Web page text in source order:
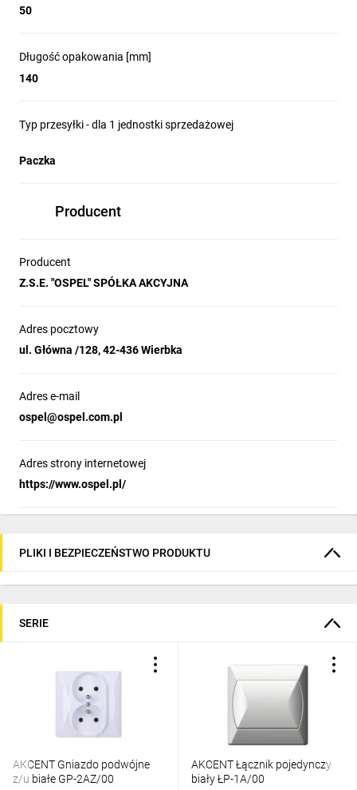
50
Długość opakowania [mm]
140
Typ przesyłki - dla 1 jednostki sprzedażowej
Paczka
Producent
Producent
Z.S.E. "OSPEL" SPÓŁKA AKCYJNA
Adres pocztowy
ul. Główna /128, 42-436 Wierbka
Adres e-mail
ospel@ospel.com.pl
Adres strony internetowej
https://www.ospel.pl/
PLIKI I BEZPIECZEŃSTWO PRODUKTU
SERIE
AKCENT Gniazdo podwójne
z/u białe GP-2AZ/00
AKCENT Łącznik pojedynczy
biały ŁP-1A/00